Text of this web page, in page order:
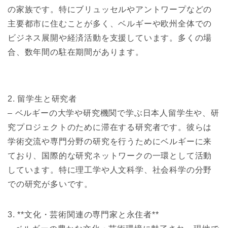
の家族です。特にブリュッセルやアントワープなどの
主要都市に住むことが多く、ベルギーや欧州全体での
ビジネス展開や経済活動を支援しています。多くの場
合、数年間の駐在期間があります。
2. 留学生と研究者
– ベルギーの大学や研究機関で学ぶ日本人留学生や、研
究プロジェクトのために滞在する研究者です。彼らは
学術交流や専門分野の研究を行うためにベルギーに来
ており、国際的な研究ネットワークの一環として活動
しています。特に理工学や人文科学、社会科学の分野
での研究が多いです。
3. **文化・芸術関連の専門家と永住者**